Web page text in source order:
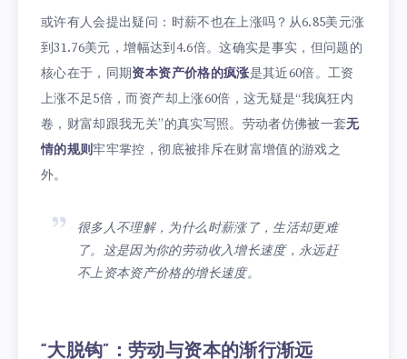
或许有人会提出疑问：时薪不也在上涨吗？从6.85美元涨
到31.76美元，增幅达到4.6倍。这确实是事实，但问题的
核心在于，同期资本资产价格的疯涨是其近60倍。工资
上涨不足5倍，而资产却上涨60倍，这无疑是“我疯狂内
卷，财富却跟我无关”的真实写照。劳动者仿佛被一套无
情的规则牢牢掌控，彻底被排斥在财富增值的游戏之
外。
很多人不理解，为什么时薪涨了，生活却更难
了。这是因为你的劳动收入增长速度，永远赶
不上资本资产价格的增长速度。
“大脱钩”：劳动与资本的渐行渐远